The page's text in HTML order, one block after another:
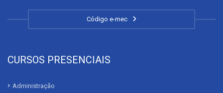
Código e-mec
CURSOS PRESENCIAIS
Administração